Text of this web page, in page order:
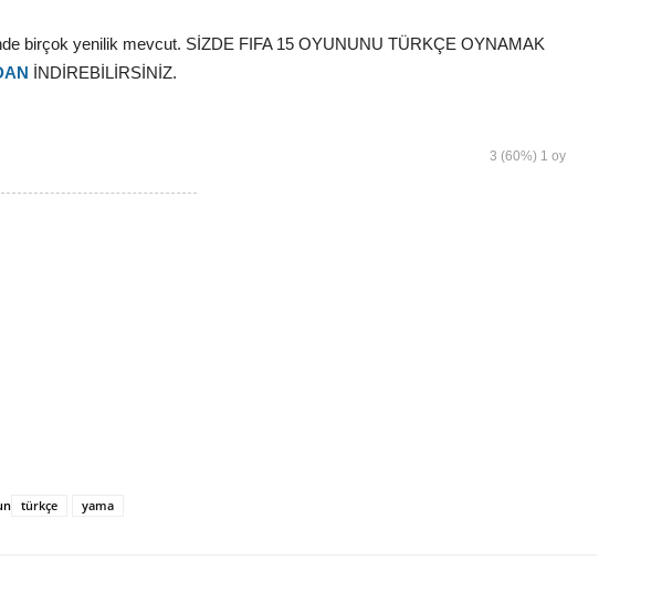
birçok yenilik mevcut. SİZDE FIFA 15 OYUNUNU TÜRKÇE OYNAMAK
İNDİREBİLİRSİNİZ.
3 (60%) 1 oy
türkçe yama